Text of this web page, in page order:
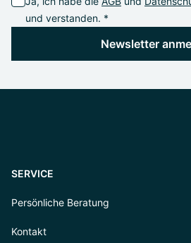
und verstanden. *
Newsletter
SERVICE
Persönliche Beratung
Kontakt